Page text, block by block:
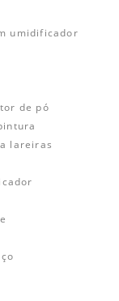
umidificador
de pó
lareiras